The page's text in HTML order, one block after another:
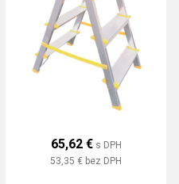
65,62 € s DPH
53,35 € bez DPH